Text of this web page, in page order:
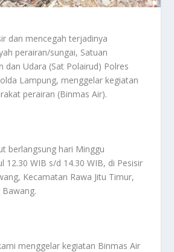
dan mencegah terjadinya
perairan/sungai, Satuan
dan Udara (Sat Polairud) Polres
Lampung, menggelar kegiatan
perairan (Binmas Air).
berlangsung hari Minggu
12.30 WIB s/d 14.30 WIB, di Pesisir
Kecamatan Rawa Jitu Timur,
menggelar kegiatan Binmas Air